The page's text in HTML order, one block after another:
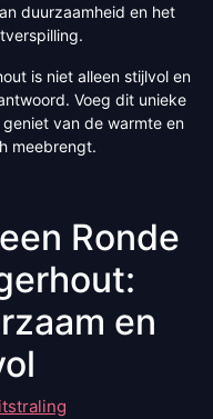
duurzaamheid en het
is niet alleen stijlvol en
Voeg dit unieke
van de warmte en
meebrengt.
Ronde
en